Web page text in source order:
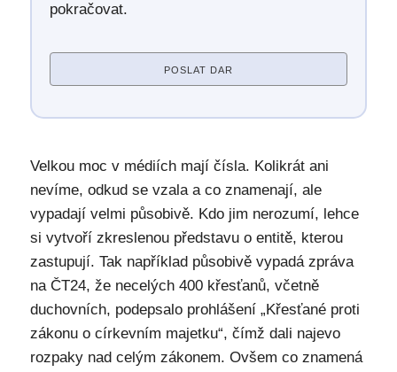
pokračovat.
POSLAT DAR
Velkou moc v médiích mají čísla. Kolikrát ani
nevíme, odkud se vzala a co znamenají, ale
vypadají velmi působivě. Kdo jim nerozumí, lehce
si vytvoří zkreslenou představu o entitě, kterou
zastupují. Tak například působivě vypadá zpráva
na ČT24, že necelých 400 křesťanů, včetně
duchovních, podepsalo prohlášení „Křesťané proti
zákonu o církevním majetku“, čímž dali najevo
rozpaky nad celým zákonem. Ovšem co znamená